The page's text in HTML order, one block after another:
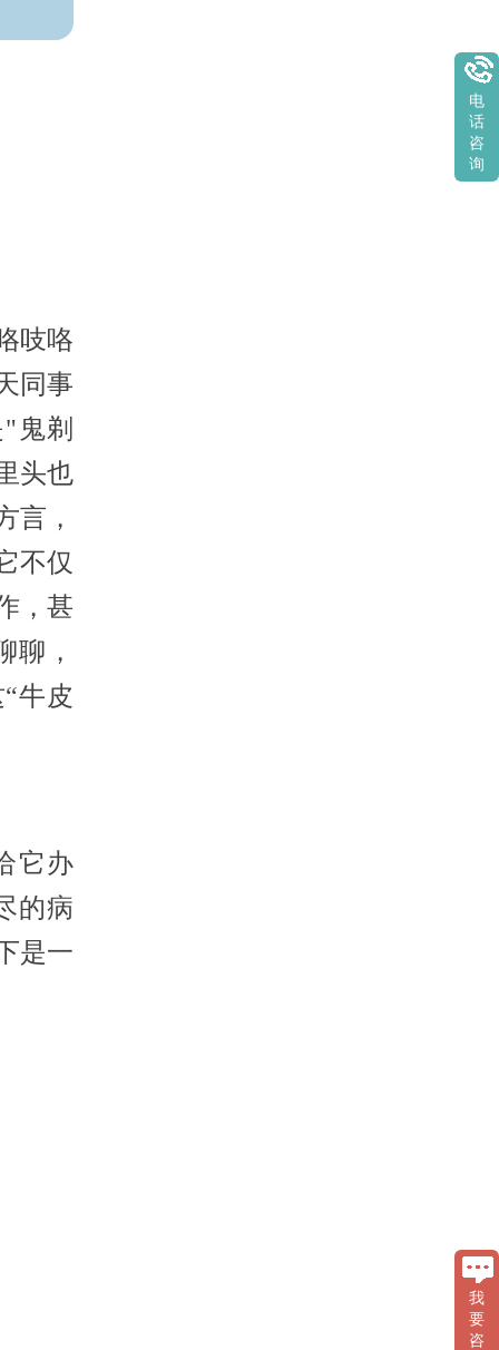
吱咯
同事
鬼剃
头也
言，
不仅
，甚
聊，
牛皮
它办
的病
是一
我
要
咨
电
话
咨
询